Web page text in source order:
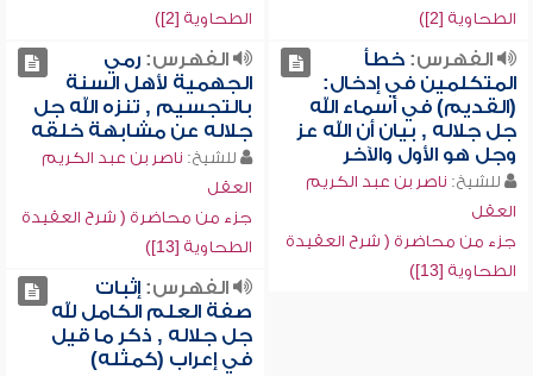
الطحاوية [2])
الطحاوية [2])
الفهرس:خطأ
المتكلمين في إدخال:
(القديم) في أسماء الله
جل جلاله , بيان أن الله عز
وجل هو الأول والآخر
للشيخ: ناصر بن عبد الكريم
العقل
جزء من محاضرة ( شرح العقيدة
الطحاوية [13])
الفهرس:رمي
الجهمية لأهل السنة
بالتجسيم , تنزه الله جل
جلاله عن مشابهة خلقه
للشيخ: ناصر بن عبد الكريم
العقل
جزء من محاضرة ( شرح العقيدة
الطحاوية [13])
الفهرس:إثبات
صفة العلم الكامل لله
جل جلاله , ذكر ما قيل
في إعراب (كمثله)